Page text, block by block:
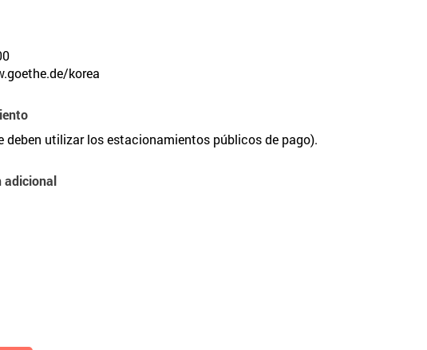
korea
deben utilizar los estacionamientos públicos de pago).
adicional